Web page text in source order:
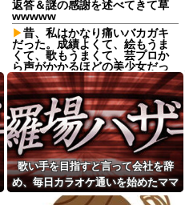
返答＆謎の感謝を述べてきて草
wwwww
昔、私はかなり痛いバカガキ
だった。成績よくて、絵もうま
くて、歌もうまくて、芸プロか
ら声がかかるほどの美少女だっ
たので「私は特別な人間！」と
勘違い。→なお現在・・・
【画像】運動後の部活JKの部
屋、臭そうｗｗｗｗｗｗｗｗｗ
ｗｗｗ
３０歳ニートわい、面接でブ
チ切れられる
バブル全盛期の銀行支店長
「時間単位あたりの賃金はあな
たより高いのだから」
歌い手を目指すと言って会社を辞
め、毎日カラオケ通いを始めたママ
友。嫌な予感は見事に当たってしま